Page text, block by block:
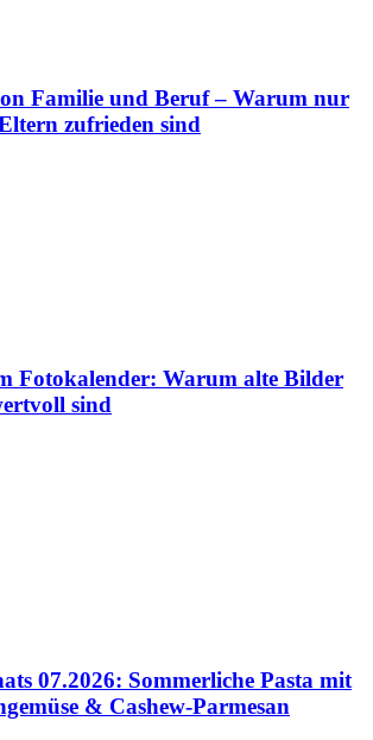
Familie und Beruf – Warum nur
zufrieden sind
Fotokalender: Warum alte Bilder
sind
07.2026: Sommerliche Pasta mit
& Cashew-Parmesan